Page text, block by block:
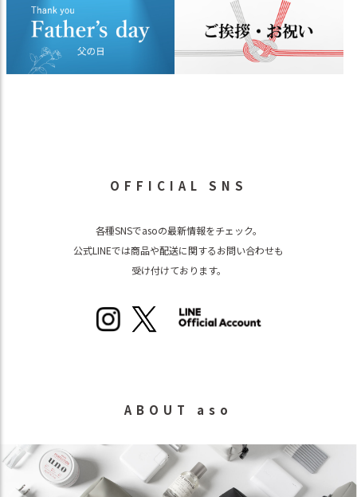
OFFICIAL SNS
各種SNSでasoの最新情報をチェック。
公式LINEでは商品や配送に関するお問い合わせも
受け付けております。
ABOUT aso